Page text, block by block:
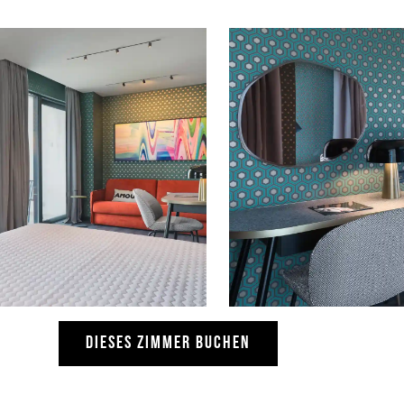
DIESES ZIMMER BUCHEN